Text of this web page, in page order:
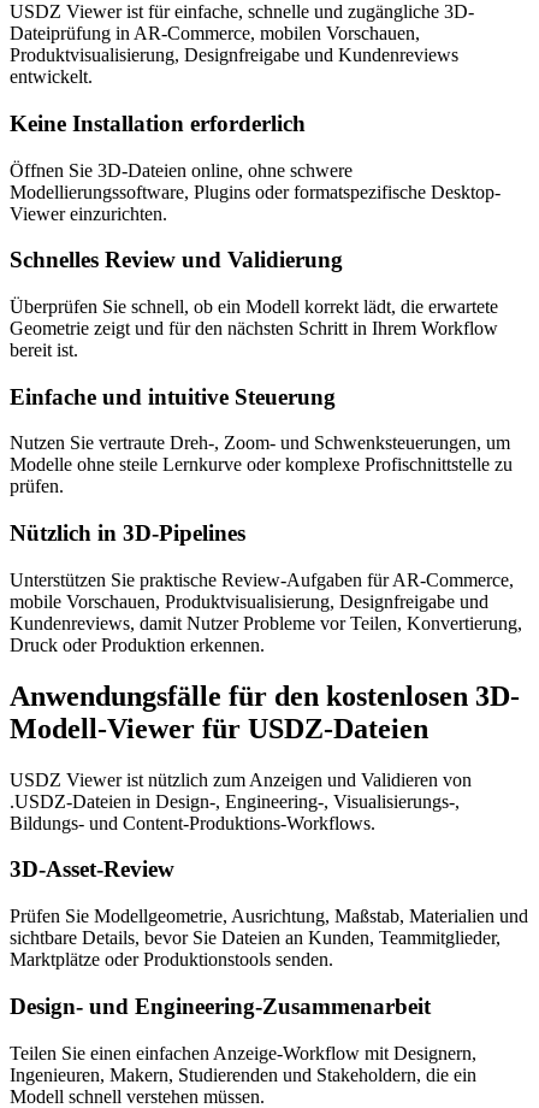
USDZ Viewer ist für einfache, schnelle und zugängliche 3D-
Dateiprüfung in AR-Commerce, mobilen Vorschauen,
Produktvisualisierung, Designfreigabe und Kundenreviews
entwickelt.
Keine Installation erforderlich
Öffnen Sie 3D-Dateien online, ohne schwere
Modellierungssoftware, Plugins oder formatspezifische Desktop-
Viewer einzurichten.
Schnelles Review und Validierung
Überprüfen Sie schnell, ob ein Modell korrekt lädt, die erwartete
Geometrie zeigt und für den nächsten Schritt in Ihrem Workflow
bereit ist.
Einfache und intuitive Steuerung
Nutzen Sie vertraute Dreh-, Zoom- und Schwenksteuerungen, um
Modelle ohne steile Lernkurve oder komplexe Profischnittstelle zu
prüfen.
Nützlich in 3D-Pipelines
Unterstützen Sie praktische Review-Aufgaben für AR-Commerce,
mobile Vorschauen, Produktvisualisierung, Designfreigabe und
Kundenreviews, damit Nutzer Probleme vor Teilen, Konvertierung,
Druck oder Produktion erkennen.
Anwendungsfälle für den kostenlosen 3D-
Modell-Viewer für USDZ-Dateien
USDZ Viewer ist nützlich zum Anzeigen und Validieren von
.USDZ-Dateien in Design-, Engineering-, Visualisierungs-,
Bildungs- und Content-Produktions-Workflows.
3D-Asset-Review
Prüfen Sie Modellgeometrie, Ausrichtung, Maßstab, Materialien und
sichtbare Details, bevor Sie Dateien an Kunden, Teammitglieder,
Marktplätze oder Produktionstools senden.
Design- und Engineering-Zusammenarbeit
Teilen Sie einen einfachen Anzeige-Workflow mit Designern,
Ingenieuren, Makern, Studierenden und Stakeholdern, die ein
Modell schnell verstehen müssen.